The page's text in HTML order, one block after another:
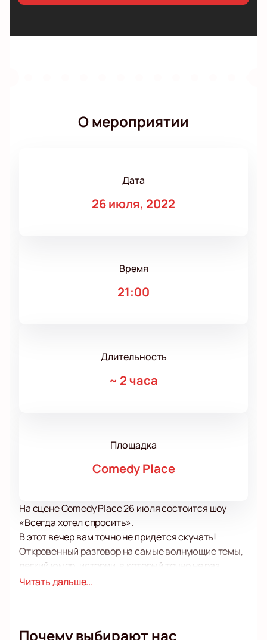
О мероприятии
Дата
26 июля, 2022
Время
21:00
Длительность
~ 2 часа
Площадка
Comedy Place
На сцене Comedy Place 26 июля состоится шоу
«Всегда хотел спросить».
В этот вечер вам точно не придется скучать!
Откровенный разговор на самые волнующие темы,
легкий юмор, истории, в который точно не раз
попадали вы или ваши близкие прозвучат сегодня
затрагивают раз и навсегда убедят вас, что для
Читать дальше...
Почему выбирают нас